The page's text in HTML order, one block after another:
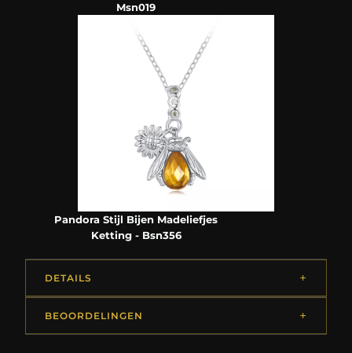
Msn019
Pandora Stijl Bijen Madeliefjes
Ketting - Bsn356
DETAILS
BEOORDELINGEN